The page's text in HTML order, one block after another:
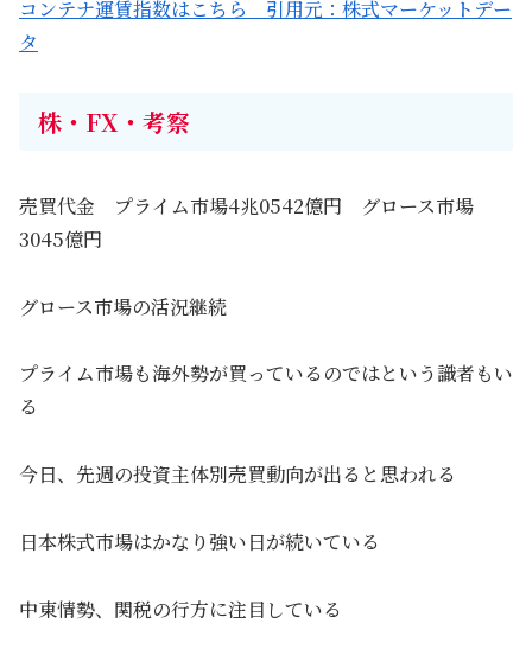
コンテナ運賃指数はこちら 引用元：株式マーケットデー
タ
株・FX・考察
売買代金 プライム市場4兆0542億円 グロース市場
3045億円
グロース市場の活況継続
プライム市場も海外勢が買っているのではという識者もい
る
今日、先週の投資主体別売買動向が出ると思われる
日本株式市場はかなり強い日が続いている
中東情勢、関税の行方に注目している